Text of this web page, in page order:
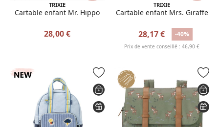
TRIXIE
Cartable enfant Mr. Hippo
28,00 €
TRIXIE
Cartable enfant Mrs. Giraffe
28,17 € -40%
Prix de vente conseillé : 46,90 €